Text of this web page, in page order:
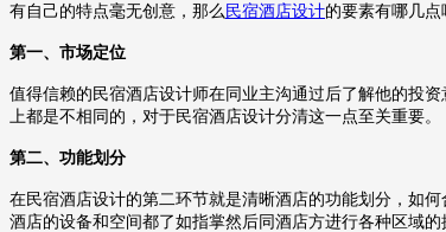
有自己的特点毫无创意，那么 民宿酒店设计的要素有哪几点
第一、市场定位
值得信赖的民宿酒店设计师在同业主沟通过后了解他的投
上都是不相同的，对于民宿酒店设计分清这一点至关重要。
第二、功能划分
在民宿酒店设计的第二环节就是清晰酒店的功能划分，如
酒店的设备和空间都了如指掌然后同酒店方进行各种区域的